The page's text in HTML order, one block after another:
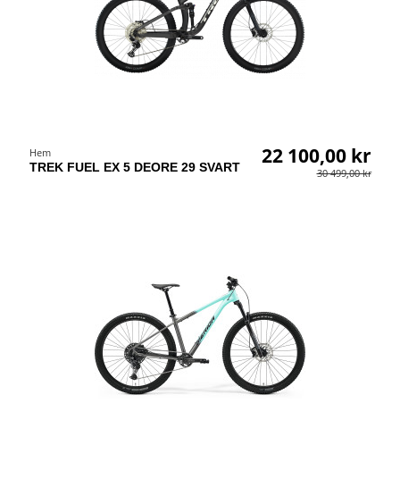
Hem
TREK FUEL EX 5 DEORE 29 SVART 22 100,00 kr
30 499,00 kr